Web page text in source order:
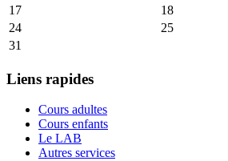
17
18
24
25
31
Liens rapides
Cours adultes
Cours enfants
Le LAB
Autres services